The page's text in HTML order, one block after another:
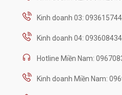
Kinh doanh 03:
Kinh doanh 04:
Hotline Miền Nam:
Kinh doanh Miền Nam: